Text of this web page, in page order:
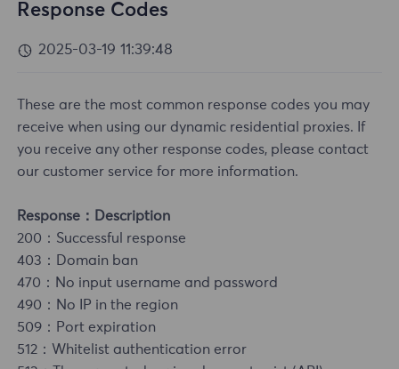
Response Codes
2025-03-19 11:39:48
These are the most common response codes you may
receive when using our dynamic residential proxies. If
you receive any other response codes, please contact
our customer service for more information.
Response：Description
200：Successful response
403 ：
Domain ban
470 ：
No input username and password
490 ：
No IP in the region
509 ：
Port expiration
512 ： Whitelist authentication error